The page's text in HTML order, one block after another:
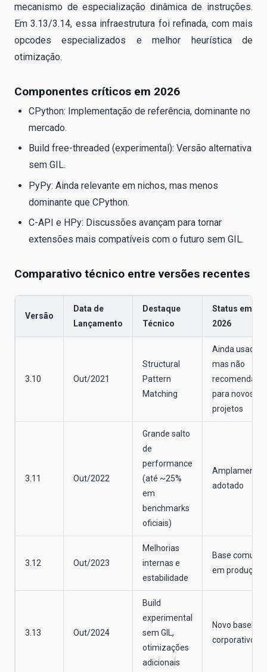
mecanismo de especialização dinâmica de instruções.
Em 3.13/3.14, essa infraestrutura foi refinada, com mais
opcodes especializados e melhor heurística de
otimização.
Componentes críticos em 2026
CPython: Implementação de referência, dominante no
mercado.
Build free-threaded (experimental): Versão alternativa
sem GIL.
PyPy: Ainda relevante em nichos, mas menos
dominante que CPython.
C-API e HPy: Discussões avançam para tornar
extensões mais compatíveis com o futuro sem GIL.
Comparativo técnico entre versões recentes
Versão
Data de
Lançamento
Destaque
Técnico
Status em
2026
3.10 Out/2021
Structural
Pattern
Matching
Ainda usado,
mas não
recomendado
para novos
projetos
3.11 Out/2022
Grande salto
de
performance
(até ~25%
em
benchmarks
oficiais)
Amplamente
adotado
3.12 Out/2023
Melhorias
internas e
estabilidade
Base comum
em produção
3.13 Out/2024
Build
experimental
sem GIL,
otimizações
adicionais
Novo baseline
corporativo